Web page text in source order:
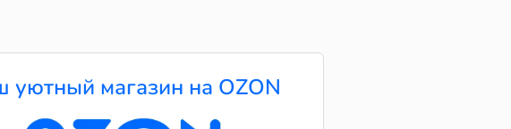
уютный магазин на OZON